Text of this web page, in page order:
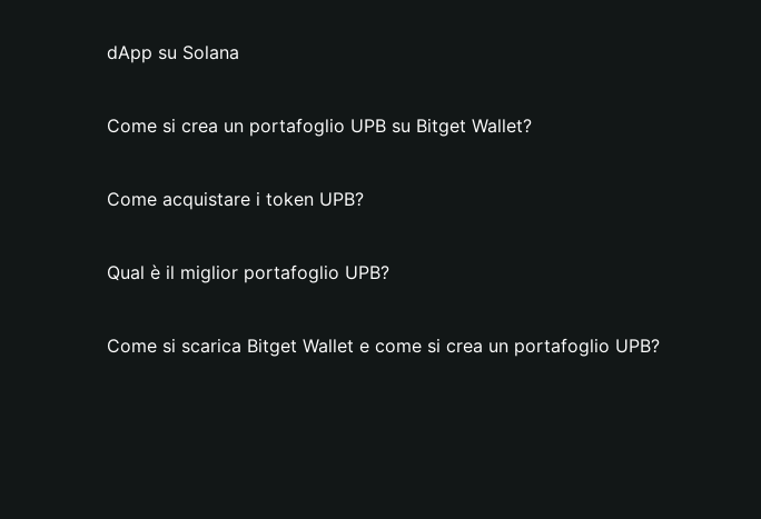
dApp su Solana
Come si crea un portafoglio UPB su Bitget Wallet?
Come acquistare i token UPB?
Qual è il miglior portafoglio UPB?
Come si scarica Bitget Wallet e come si crea un portafoglio UPB?